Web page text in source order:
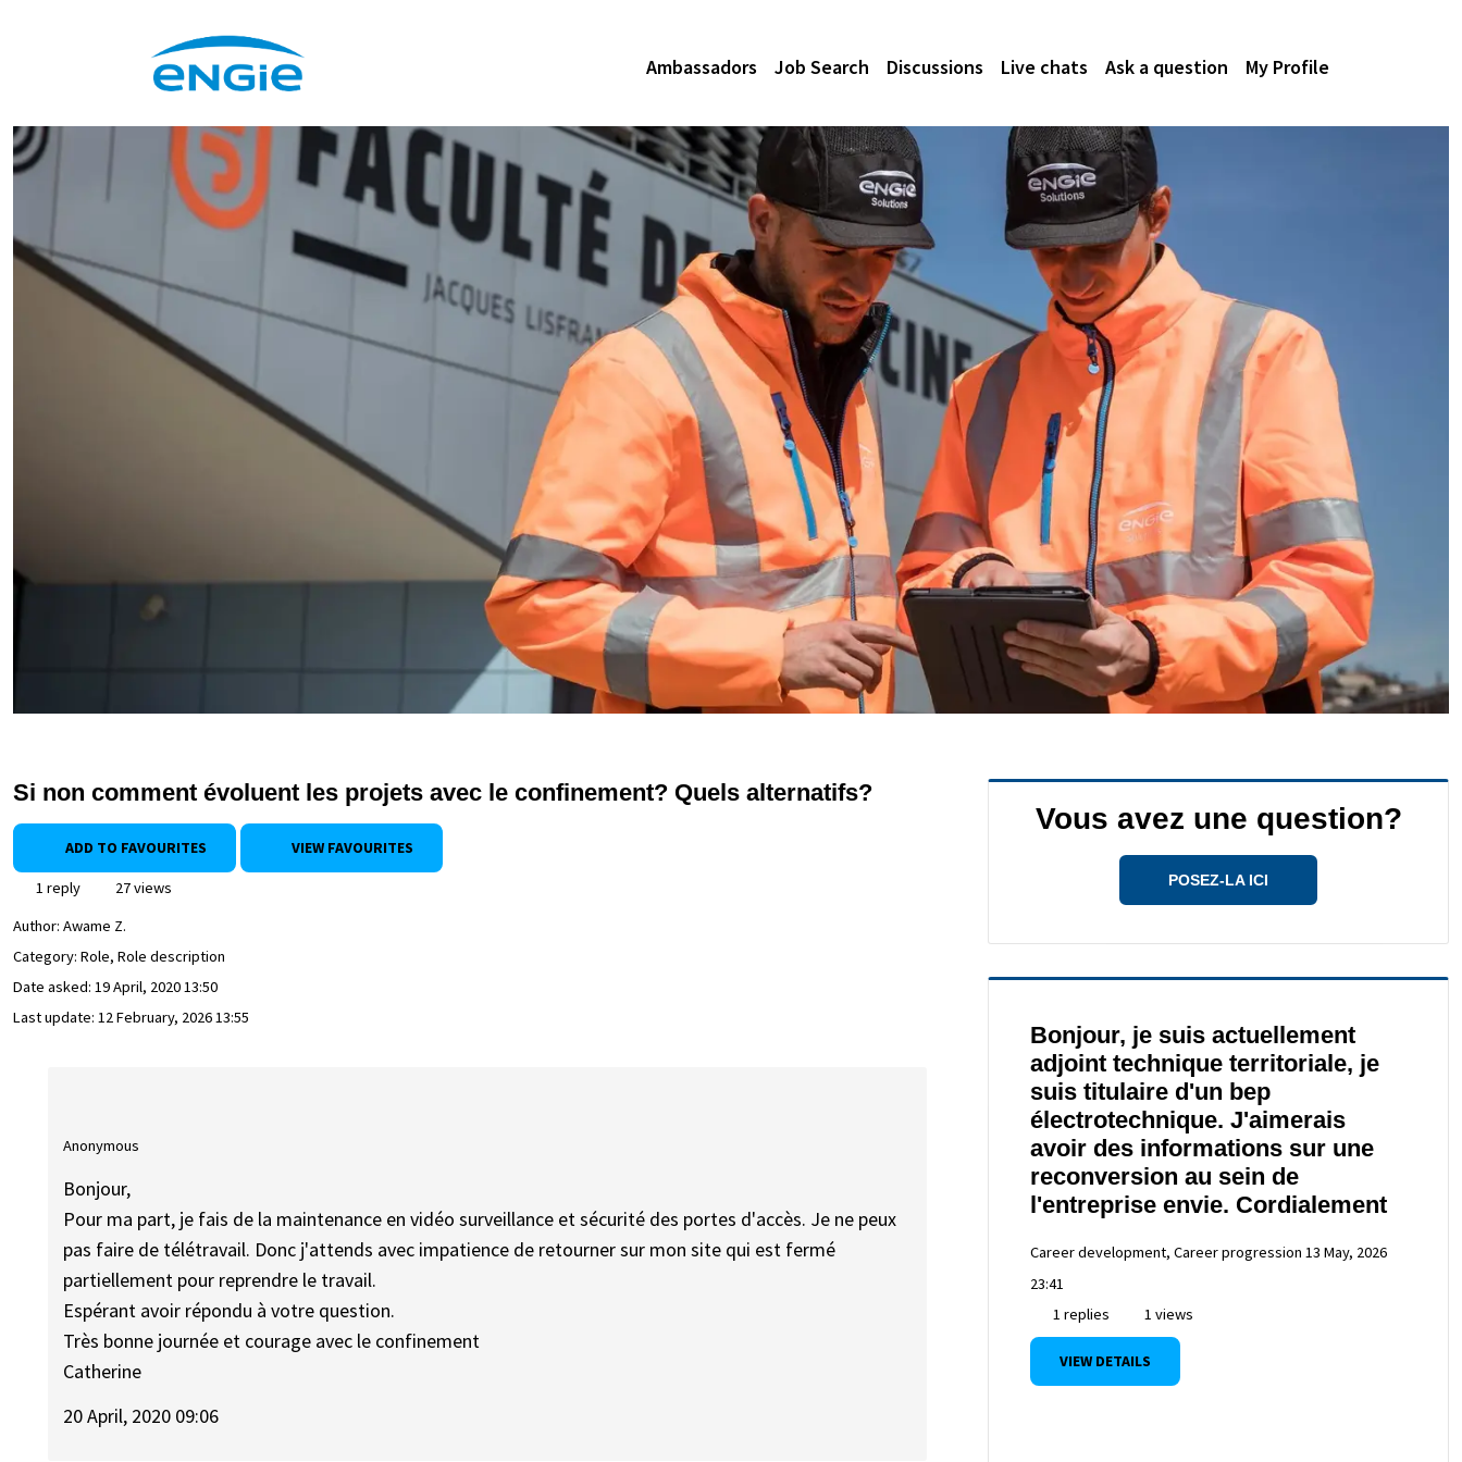
Ambassadors Job Search Discussions Live chats Ask a question My Profile
Si non comment évoluent les projets avec le confinement? Quels alternatifs?
ADD TO FAVOURITES VIEW FAVOURITES
1 reply
27 views
Author: Awame Z.
Category: Role, Role description
Date asked: 19 April, 2020 13:50
Last update: 12 February, 2026 13:55
Anonymous
Bonjour,
Pour ma part, je fais de la maintenance en vidéo surveillance et sécurité des portes d'accès. Je ne peux
pas faire de télétravail. Donc j'attends avec impatience de retourner sur mon site qui est fermé
partiellement pour reprendre le travail.
Espérant avoir répondu à votre question.
Très bonne journée et courage avec le confinement
Catherine
20 April, 2020 09:06
Vous avez une question?
POSEZ-LA ICI
Bonjour, je suis actuellement
adjoint technique territoriale, je
suis titulaire d'un bep
électrotechnique. J'aimerais
avoir des informations sur une
reconversion au sein de
l'entreprise envie. Cordialement
Career development, Career progression 13 May, 2026
23:41
1 replies
1 views
VIEW DETAILS